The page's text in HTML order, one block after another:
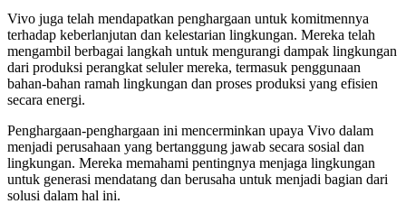
Vivo juga telah mendapatkan penghargaan untuk komitmennya
terhadap keberlanjutan dan kelestarian lingkungan. Mereka telah
mengambil berbagai langkah untuk mengurangi dampak lingkungan
dari produksi perangkat seluler mereka, termasuk penggunaan
bahan-bahan ramah lingkungan dan proses produksi yang efisien
secara energi.
Penghargaan-penghargaan ini mencerminkan upaya Vivo dalam
menjadi perusahaan yang bertanggung jawab secara sosial dan
lingkungan. Mereka memahami pentingnya menjaga lingkungan
untuk generasi mendatang dan berusaha untuk menjadi bagian dari
solusi dalam hal ini.